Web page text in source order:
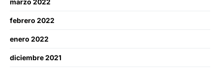
marzo 2022
febrero 2022
enero 2022
diciembre 2021